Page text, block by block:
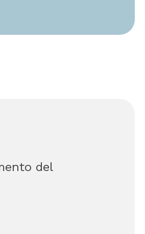
del